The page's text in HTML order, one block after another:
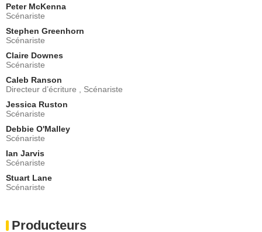
Gary Beadle
Bass Reeves
- 1 Episode :7
Dolly Wells
Estella
- 1 Episode :
André Penvern
M. Lome
- 1 Episode :1
Simone Coppo
Marco
- 1 Episode :
Shivani Ghai
Aouda
- 1 Episode :
Robert Coutts
John Light
Peter McKenna
Scénariste
Stephen Greenhorn
Scénariste
Claire Downes
Scénariste
Caleb Ranson
Directeur d’écriture , Scénariste
Jessica Ruston
Scénariste
Debbie O'Malley
Scénariste
Ian Jarvis
Scénariste
Stuart Lane
Scénariste
Producteurs